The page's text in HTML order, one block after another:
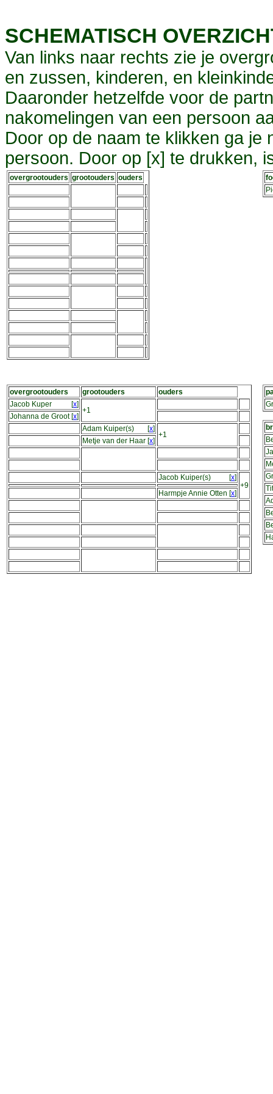
SCHEMATISCH
Van links naar rechts zie je
en zussen, kinderen, en
Daaronder hetzelfde voor de
nakomelingen van een persoon
Door op de naam te klikken ga je
persoon. Door op [x] te drukken,
overgrootouders grootouders ouders
overgrootouders grootouders
ouders
Jacob Kuper
[x]
+1
Johanna de Groot[x]
Adam Kuiper(s)
[x]
+1
Metje van der Haar [x]
Jacob Kuiper(s) [x]
+9
Harmpje Annie Otten [x]